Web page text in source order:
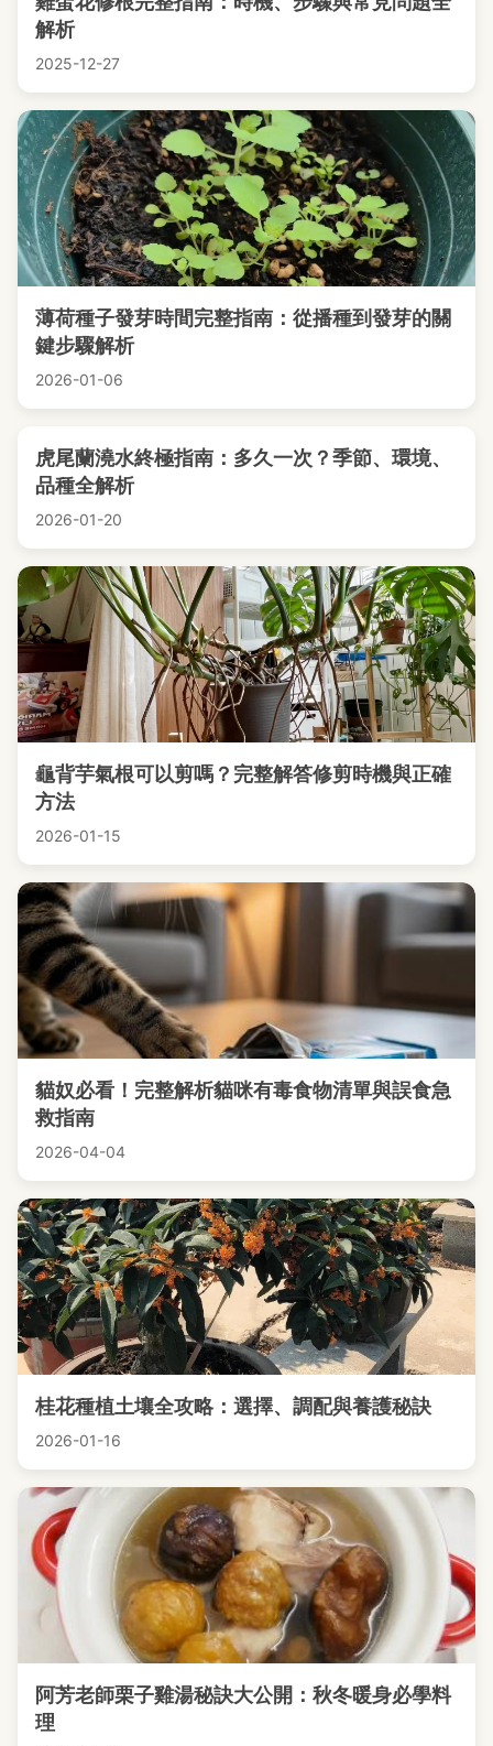
解析
2025-12-27
薄荷種子發芽時間完整指南：從播種到發芽的關
鍵步驟解析
2026-01-06
虎尾蘭澆水終極指南：多久一次？季節、環境、
品種全解析
2026-01-20
龜背芋氣根可以剪嗎？完整解答修剪時機與正確
方法
2026-01-15
貓奴必看！完整解析貓咪有毒食物清單與誤食急
救指南
2026-04-04
桂花種植土壤全攻略：選擇、調配與養護秘訣
2026-01-16
阿芳老師栗子雞湯秘訣大公開：秋冬暖身必學料
理